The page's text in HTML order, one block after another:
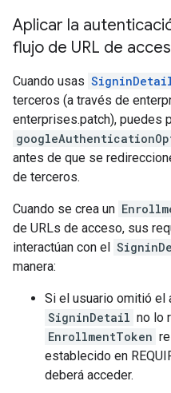
Aplicar la
flujo de URL de
Cuando usas
terceros (a través de
enterprises.patch), puedes
antes de que se
de terceros.
Cuando se crea un
de URLs de acceso, sus
interactúan con el
manera:
Si el usuario omitió el
SigninDetail no lo
EnrollmentToken
establecido en
deberá acceder.